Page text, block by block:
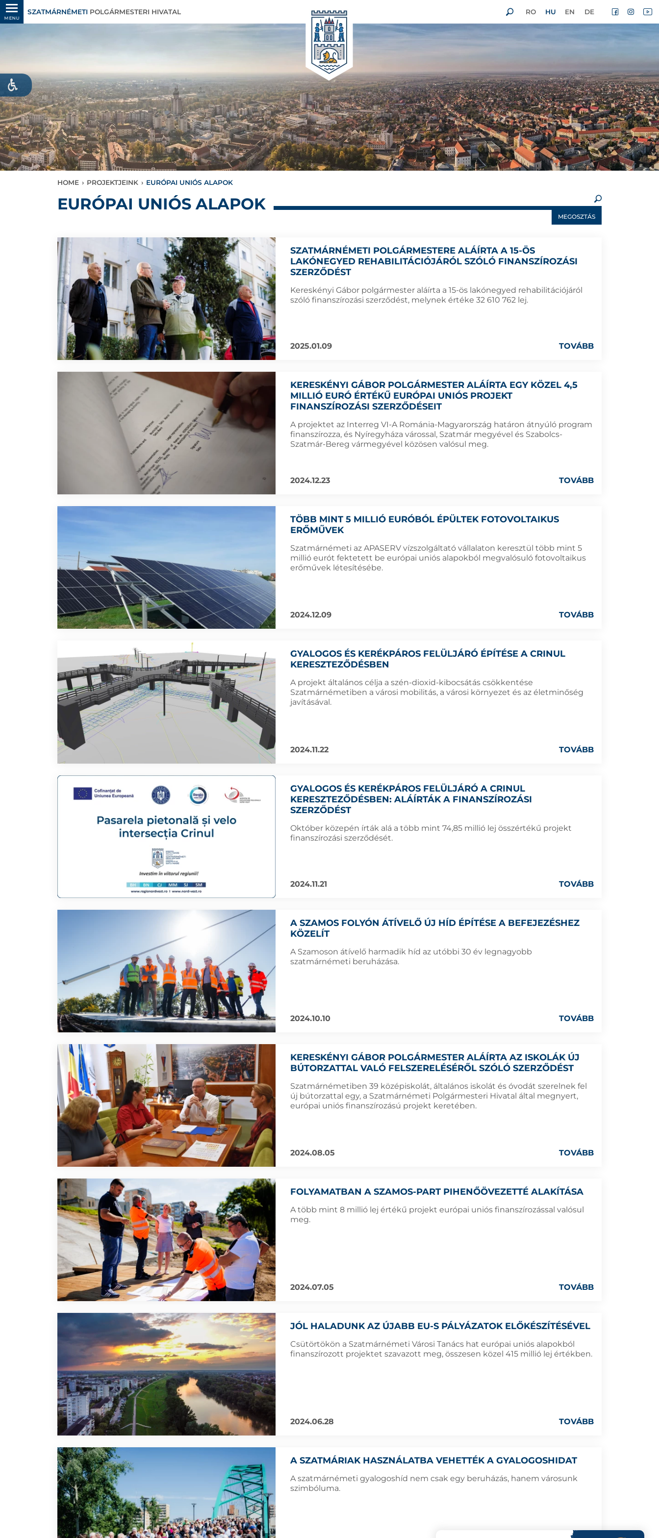
MENU
SZATMÁRNÉMETI POLGÁRMESTERI HIVATAL RO HU EN DE
HOME › PROJEKTJEINK › EURÓPAI UNIÓS ALAPOK
EURÓPAI UNIÓS ALAPOK
MEGOSZTÁS
SZATMÁRNÉMETI POLGÁRMESTERE ALÁÍRTA A 15-ÖS
LAKÓNEGYED REHABILITÁCIÓJÁRÓL SZÓLÓ FINANSZÍROZÁSI
SZERZŐDÉST
Kereskényi Gábor polgármester aláírta a 15-ös lakónegyed rehabilitációjáról
szóló finanszírozási szerződést, melynek értéke 32 610 762 lej.
2025.01.09 TOVÁBB
KERESKÉNYI GÁBOR POLGÁRMESTER ALÁÍRTA EGY KÖZEL 4,5
MILLIÓ EURÓ ÉRTÉKŰ EURÓPAI UNIÓS PROJEKT
FINANSZÍROZÁSI SZERZŐDÉSEIT
A projektet az Interreg VI-A Románia-Magyarország határon átnyúló program
finanszírozza, és Nyíregyháza várossal, Szatmár megyével és Szabolcs-
Szatmár-Bereg vármegyével közösen valósul meg.
2024.12.23 TOVÁBB
TÖBB MINT 5 MILLIÓ EURÓBÓL ÉPÜLTEK FOTOVOLTAIKUS
ERŐMŰVEK
Szatmárnémeti az APASERV vízszolgáltató vállalaton keresztül több mint 5
millió eurót fektetett be európai uniós alapokból megvalósuló fotovoltaikus
erőművek létesítésébe.
2024.12.09 TOVÁBB
GYALOGOS ÉS KERÉKPÁROS FELÜLJÁRÓ ÉPÍTÉSE A CRINUL
KERESZTEZŐDÉSBEN
A projekt általános célja a szén-dioxid-kibocsátás csökkentése
Szatmárnémetiben a városi mobilitás, a városi környezet és az életminőség
javításával.
2024.11.22 TOVÁBB
GYALOGOS ÉS KERÉKPÁROS FELÜLJÁRÓ A CRINUL
KERESZTEZŐDÉSBEN: ALÁÍRTÁK A FINANSZÍROZÁSI
SZERZŐDÉST
Október közepén írták alá a több mint 74,85 millió lej összértékű projekt
finanszírozási szerződését.
2024.11.21 TOVÁBB
A SZAMOS FOLYÓN ÁTÍVELŐ ÚJ HÍD ÉPÍTÉSE A BEFEJEZÉSHEZ
KÖZELÍT
A Szamoson átívelő harmadik híd az utóbbi 30 év legnagyobb
szatmárnémeti beruházása.
2024.10.10 TOVÁBB
KERESKÉNYI GÁBOR POLGÁRMESTER ALÁÍRTA AZ ISKOLÁK ÚJ
BÚTORZATTAL VALÓ FELSZERELÉSÉRŐL SZÓLÓ SZERZŐDÉST
Szatmárnémetiben 39 középiskolát, általános iskolát és óvodát szerelnek fel
új bútorzattal egy, a Szatmárnémeti Polgármesteri Hivatal által megnyert,
európai uniós finanszírozású projekt keretében.
2024.08.05 TOVÁBB
FOLYAMATBAN A SZAMOS-PART PIHENŐÖVEZETTÉ ALAKÍTÁSA
A több mint 8 millió lej értékű projekt európai uniós finanszírozással valósul
meg.
2024.07.05 TOVÁBB
JÓL HALADUNK AZ ÚJABB EU-S PÁLYÁZATOK ELŐKÉSZÍTÉSÉVEL
Csütörtökön a Szatmárnémeti Városi Tanács hat európai uniós alapokból
finanszírozott projektet szavazott meg, összesen közel 415 millió lej értékben.
2024.06.28 TOVÁBB
A SZATMÁRIAK HASZNÁLATBA VEHETTÉK A GYALOGOSHIDAT
A szatmárnémeti gyalogoshíd nem csak egy beruházás, hanem városunk
szimbóluma.